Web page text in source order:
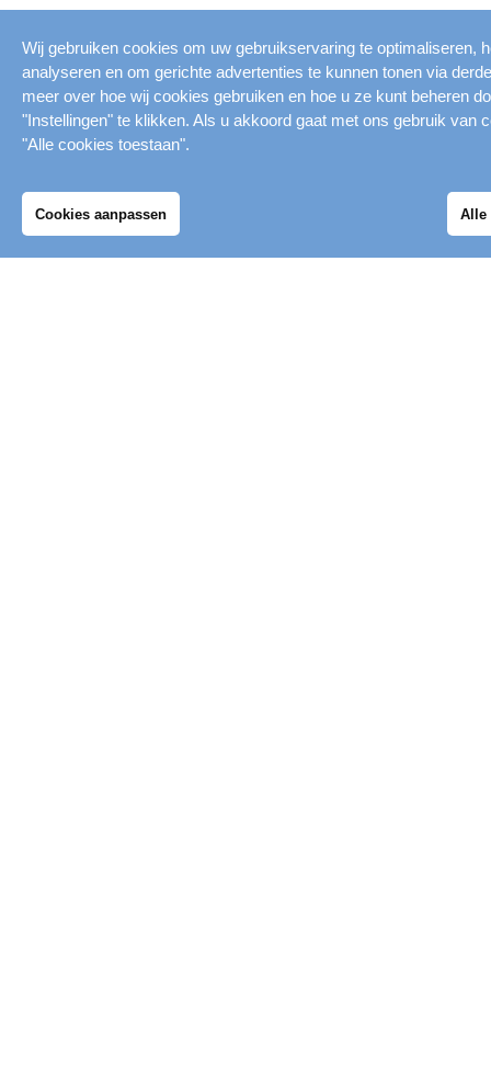
Heb je naar aanleiding van dit
persbericht vragen over de vernieuwing
van Sport- en evenementencomplex
Merwestein? Kijk dan op de
Vernieuwingspagina
contact op met Verbindion Nieuwegein,
Wij gebruiken cookies om uw gebruikservaring te optimaliseren,
analyseren en om gerichte advertenties te kunnen tonen via
meer over hoe wij cookies gebruiken en hoe u ze kunt beheren
"Instellingen" te klikken. Als u akkoord gaat met ons gebruik van
"Alle cookies toestaan".
Cookies aanpassen Alle